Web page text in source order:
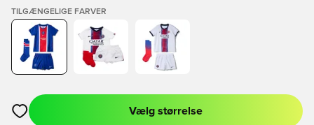
TILGÆNGELIGE FARVER
Åbner en Modal til at logge ind eller tilmelde dig som medlem
Vælg størrelse